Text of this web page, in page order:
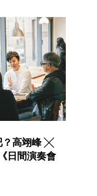
？高翊峰 ╳
日間演奏會